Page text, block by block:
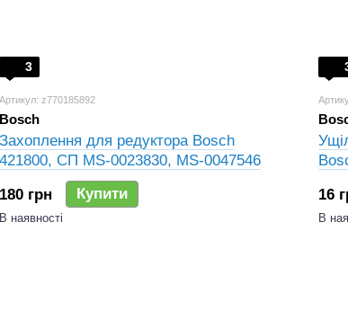
3
Артикул: z770185892
Bosch
Захоплення для редуктора Bosch
421800, СП MS-0023830, MS-‎0047546
180 грн
Купити
В наявності
16
В